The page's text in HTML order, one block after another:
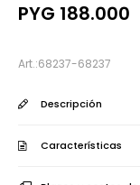
68237-68237
PYG 188.000
Descripción
Características